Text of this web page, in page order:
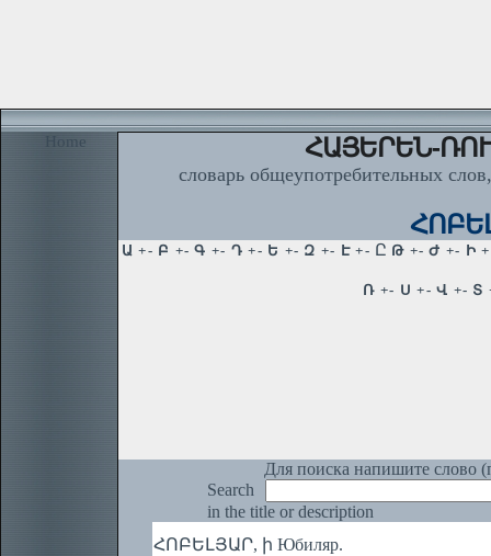
Home ՀԱՅԵՐԵՆ-
словарь общеупотребительных
Для поиска напишите слово
Search
in the title or description
ՀՈԲԵԼՅԱՐ, ի Юбиляр.